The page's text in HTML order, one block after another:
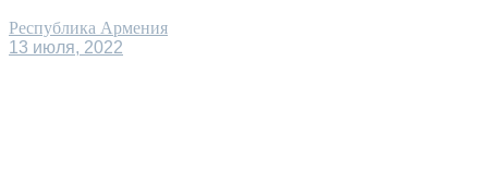
Республика Армения
13 июля, 2022